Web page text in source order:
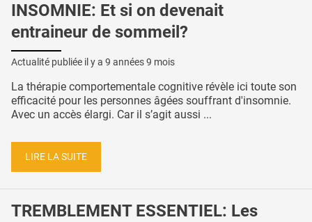
INSOMNIE: Et si on devenait
entraineur de sommeil?
Actualité publiée il y a 9 années 9 mois
La thérapie comportementale cognitive révèle ici toute son
efficacité pour les personnes âgées souffrant d'insomnie.
Avec un accès élargi. Car il s’agit aussi ...
LIRE LA SUITE
TREMBLEMENT ESSENTIEL: Les